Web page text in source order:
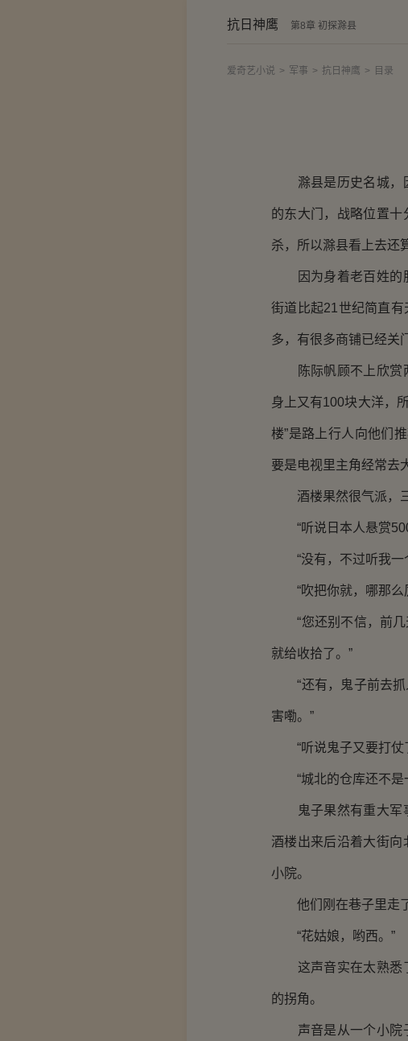
抗日神鹰 第8章 初探滁县
爱奇艺小说 > 军事 > 抗日神鹰 > 目录
滁县是历史名城，因
的东大门，战略位置
杀，所以滁县看上去还
因为身着老百姓的服
街道比起21世纪简直
多，有很多商铺已经关
陈际帆顾不上欣赏两
身上又有100块大洋，
楼”是路上行人向他们
要是电视里主角经常去
酒楼果然很气派，三
“听说日本人悬赏500
“没有，不过听我一个
“吹把你就，哪那么
“您还别不信，前几
就给收拾了。”
“还有，鬼子前去抓
害嘞。”
“听说鬼子又要打仗
“城北的仓库还不是
鬼子果然有重大军事
酒楼出来后沿着大街
小院。
他们刚在巷子里走了
“花姑娘，哟西。”
这声音实在太熟悉了
的拐角。
声音是从一个小院子